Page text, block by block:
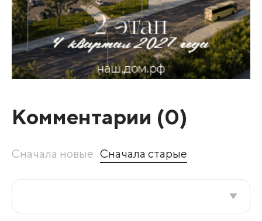
Комментарии (0)
Сначала новые Сначала старые